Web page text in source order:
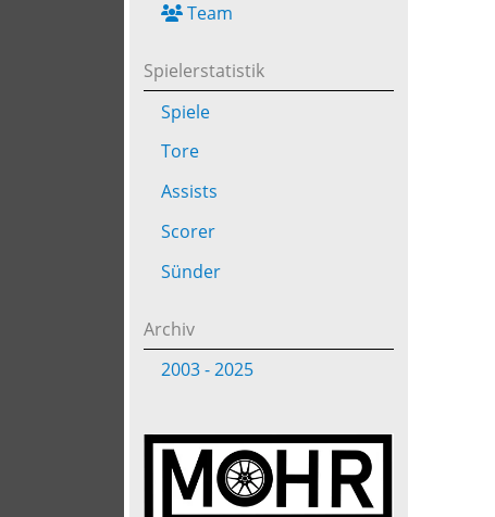
Team
Spielerstatistik
Spiele
Tore
Assists
Scorer
Sünder
Archiv
2003 - 2025